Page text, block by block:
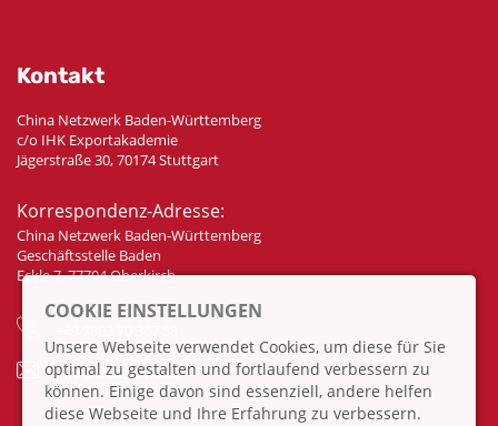
Kontakt
China Netzwerk Baden-Württemberg
c/o IHK Exportakademie
Jägerstraße 30, 70174 Stuttgart
Korrespondenz-Adresse:
China Netzwerk Baden-Württemberg
Geschäftsstelle Baden
Eckle 7, 77704 Oberkirch
info@china-bw.net
COOKIE EINSTELLUNGEN
Unsere Webseite verwendet Cookies, um diese für Sie
optimal zu gestalten und fortlaufend verbessern zu
können. Einige davon sind essenziell, andere helfen
diese Webseite und Ihre Erfahrung zu verbessern.